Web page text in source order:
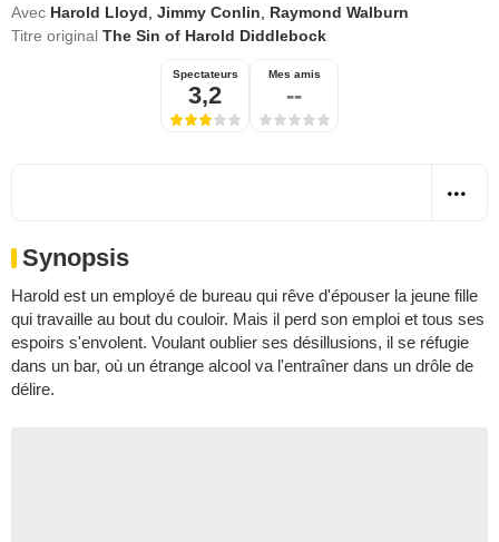
Avec Harold Lloyd Jimmy Conlin
Raymond Walburn
Titre original The Sin of Harold Diddlebock
Spectateurs
3,2
Mes amis
--
Synopsis
Harold est un employé de bureau qui rêve d'épouser la jeune fille
qui travaille au bout du couloir. Mais il perd son emploi et tous ses
espoirs s'envolent. Voulant oublier ses désillusions, il se réfugie
dans un bar, où un étrange alcool va l'entraîner dans un drôle de
délire.